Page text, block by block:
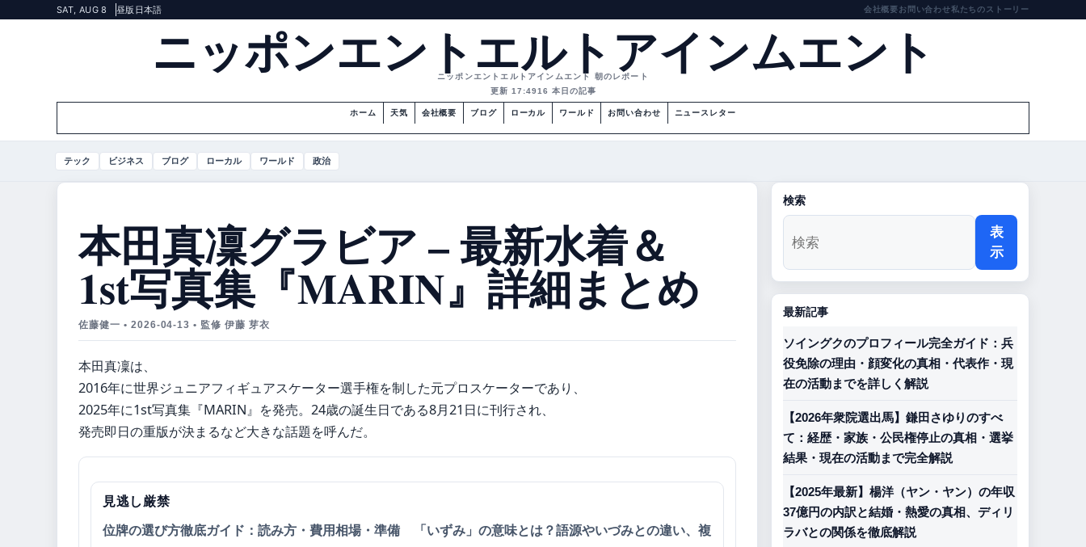
SAT, AUG 8 昼版 日本語 会社概要お問い合わせ私たちのストーリー
ニッポンエントエルトアインムエント
ニッポンエントエルトアインムエント 朝のレポート
更新 17:4916 本日の記事
ホーム 天気 会社概要 ブログ ローカル ワールド お問い合わせ ニュースレター
テック ビジネス ブログ ローカル ワールド 政治
本田真凜グラビア – 最新水着＆
1st写真集『MARIN』詳細まとめ
佐藤健一 • 2026-04-13 • 監修 伊藤 芽衣
本田真凜は、
2016年に世界ジュニアフィギュアスケーター選手権を制した元プロスケーターであり、
2025年に1st写真集『MARIN』を発売。24歳の誕生日である8月21日に刊行され、
発売即日の重版が決まるなど大きな話題を呼んだ。
見逃し厳禁
位牌の選び方徹底ガイド：読み方・費用相場・準備
「いずみ」の意味とは？語源やいづみとの違い、複
検索
表
示
最新記事
ソイングクのプロフィール完全ガイド：兵
役免除の理由・顔変化の真相・代表作・現
在の活動までを詳しく解説
【2026年衆院選出馬】鎌田さゆりのすべ
て：経歴・家族・公民権停止の真相・選挙
結果・現在の活動まで完全解説
【2025年最新】楊洋（ヤン・ヤン）の年収
37億円の内訳と結婚・熱愛の真相、ディリ
ラバとの関係を徹底解説